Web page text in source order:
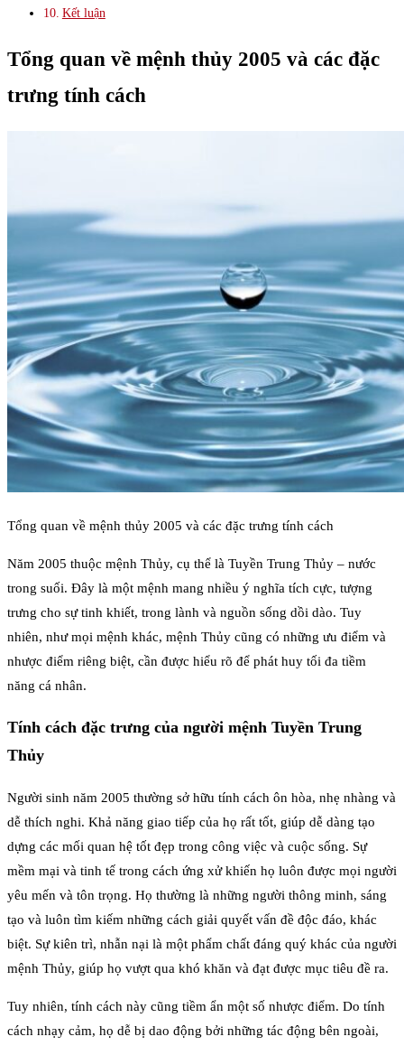
Kết luận
Tổng quan về mệnh thủy 2005 và các đặc
trưng tính cách
Tổng quan về mệnh thủy 2005 và các đặc trưng tính cách
Năm 2005 thuộc mệnh Thủy, cụ thể là Tuyền Trung Thủy – nước
trong suối. Đây là một mệnh mang nhiều ý nghĩa tích cực, tượng
trưng cho sự tinh khiết, trong lành và nguồn sống dồi dào. Tuy
nhiên, như mọi mệnh khác, mệnh Thủy cũng có những ưu điểm và
nhược điểm riêng biệt, cần được hiểu rõ để phát huy tối đa tiềm
năng cá nhân.
Tính cách đặc trưng của người mệnh Tuyền Trung
Thủy
Người sinh năm 2005 thường sở hữu tính cách ôn hòa, nhẹ nhàng và
dễ thích nghi. Khả năng giao tiếp của họ rất tốt, giúp dễ dàng tạo
dựng các mối quan hệ tốt đẹp trong công việc và cuộc sống. Sự
mềm mại và tinh tế trong cách ứng xử khiến họ luôn được mọi người
yêu mến và tôn trọng. Họ thường là những người thông minh, sáng
tạo và luôn tìm kiếm những cách giải quyết vấn đề độc đáo, khác
biệt. Sự kiên trì, nhẫn nại là một phẩm chất đáng quý khác của người
mệnh Thủy, giúp họ vượt qua khó khăn và đạt được mục tiêu đề ra.
Tuy nhiên, tính cách này cũng tiềm ẩn một số nhược điểm. Do tính
cách nhạy cảm, họ dễ bị dao động bởi những tác động bên ngoài,